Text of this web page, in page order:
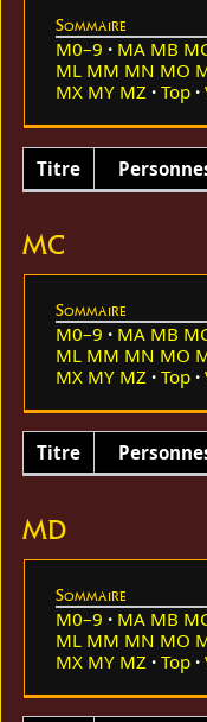
Sommaire
M0–9 MA MB
ML MM MN MO
MX MY MZ Top
Titre
MC
Sommaire
M0–9 MA MB
ML MM MN MO
MX MY MZ Top
Titre
MD
Sommaire
M0–9 MA MB
ML MM MN MO
MX MY MZ Top